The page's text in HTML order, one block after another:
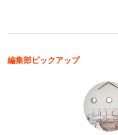
編集部ピックアップ